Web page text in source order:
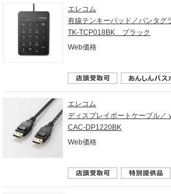
エレコム
有線テンキーパッド／パンタグ
TK-TCP018BK ブラック
Web価格
エレコム
ディスプレイポートケーブル／
CAC-DP1220BK
Web価格